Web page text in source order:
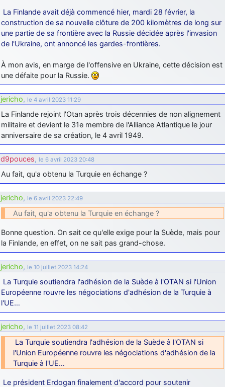
La Finlande avait déjà commencé hier, mardi 28 février, la
construction de sa nouvelle clôture de 200 kilomètres de long sur
une partie de sa frontière avec la Russie décidée après l'invasion
de l'Ukraine, ont annoncé les gardes-frontières.
À mon avis, en marge de l'offensive en Ukraine, cette décision est
une défaite pour la Russie.
jericho, le 4 avril 2023 11:29
La Finlande rejoint l'Otan après trois décennies de non alignement
militaire et devient le 31e membre de l'Alliance Atlantique le jour
anniversaire de sa création, le 4 avril 1949.
d9pouces, le 6 avril 2023 20:48
Au fait, qu'a obtenu la Turquie en échange ?
jericho, le 6 avril 2023 22:49
Au fait, qu'a obtenu la Turquie en échange ?
Bonne question. On sait ce qu'elle exige pour la Suède, mais pour
la Finlande, en effet, on ne sait pas grand-chose.
jericho, le 10 juillet 2023 14:24
La Turquie soutiendra l'adhésion de la Suède à l'OTAN si l'Union
Européenne rouvre les négociations d'adhésion de la Turquie à
l'UE…
jericho, le 11 juillet 2023 08:42
La Turquie soutiendra l'adhésion de la Suède à l'OTAN si
l'Union Européenne rouvre les négociations d'adhésion de la
Turquie à l'UE…
Le président Erdogan finalement d'accord pour soutenir